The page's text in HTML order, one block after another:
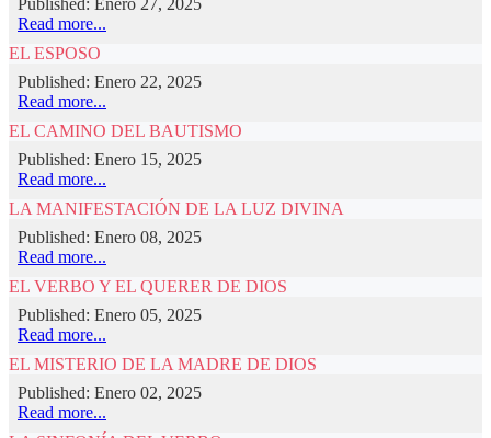
Published: Enero 27, 2025
Read more...
EL ESPOSO
Published: Enero 22, 2025
Read more...
EL CAMINO DEL BAUTISMO
Published: Enero 15, 2025
Read more...
LA MANIFESTACIÓN DE LA LUZ DIVINA
Published: Enero 08, 2025
Read more...
EL VERBO Y EL QUERER DE DIOS
Published: Enero 05, 2025
Read more...
EL MISTERIO DE LA MADRE DE DIOS
Published: Enero 02, 2025
Read more...